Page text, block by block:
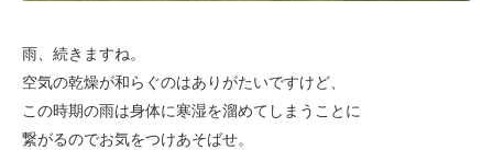
雨、続きますね。
空気の乾燥が和らぐのはありがたいですけど、
この時期の雨は身体に寒湿を溜めてしまうことに
繋がるのでお気をつけあそばせ。